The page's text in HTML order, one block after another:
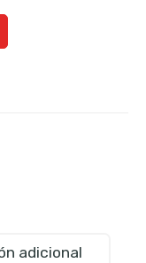
adicional